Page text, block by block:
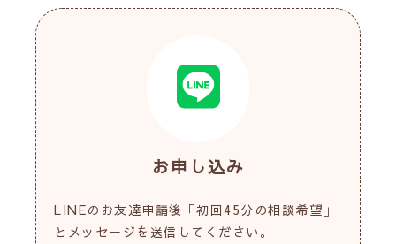
お申し込み
LINEのお友達申請後「初回45分の相談希望」
とメッセージを送信してください。